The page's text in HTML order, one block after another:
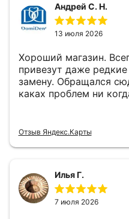
Андрей С. Н.
13 июля 2026
Хороший магазин.
привезут даже
замену. Обращался
каках проблем ни
Отзыв Яндекс.Карты
Илья Г.
7 июля 2026